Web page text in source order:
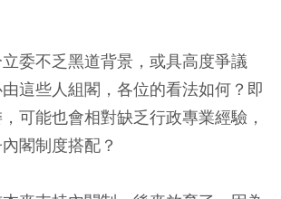
委不乏黑道背景，或具高度爭議
這些人組閣，各位的看法如何？即
可能也會相對缺乏行政專業經驗，
閣制度搭配？